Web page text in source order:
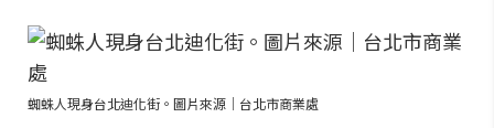
蜘蛛人現身台北迪化街。圖片來源｜台北市商業處